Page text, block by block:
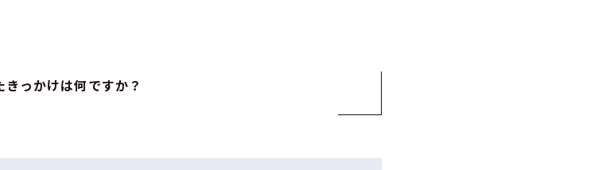
っかけは何ですか？